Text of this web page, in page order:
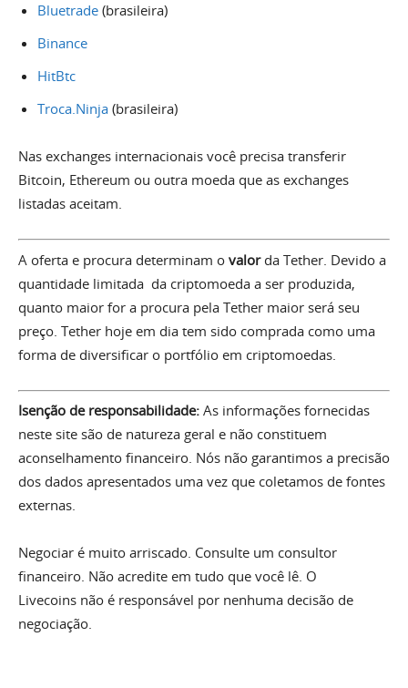
Bluetrade (brasileira)
Binance
HitBtc
Troca.Ninja (brasileira)
Nas exchanges internacionais você precisa transferir
Bitcoin, Ethereum ou outra moeda que as exchanges
listadas aceitam.
A oferta e procura determinam o valorda Tether. Devido a
quantidade limitada da criptomoeda a ser produzida,
quanto maior for a procura pela Tether maior será seu
preço. Tether hoje em dia tem sido comprada como uma
forma de diversificar o portfólio em criptomoedas.
Isenção de responsabilidade: As informações fornecidas
neste site são de natureza geral e não constituem
aconselhamento financeiro. Nós não garantimos a precisão
dos dados apresentados uma vez que coletamos de fontes
externas.
Negociar é muito arriscado. Consulte um consultor
financeiro. Não acredite em tudo que você lê. O
Livecoins não é responsável por nenhuma decisão de
negociação.